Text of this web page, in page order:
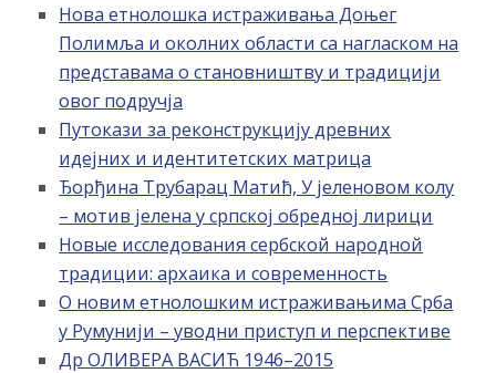
Нова етнолошка истраживања Доњег
Полимља и околних области са нагласком на
представама о становништву и традицији
овог подручја
Путокази за реконструкцију древних
идејних и идентитетских матрица
Ђорђина Трубарац Матић, У јеленовом колу
– мотив јелена у српској обредној лирици
Новые исследования сербской народной
традиции: архаика и современность
О новим етнолошким истраживањима Срба
у Румунији – уводни приступ и перспективе
Др ОЛИВЕРА ВАСИЋ 1946–2015